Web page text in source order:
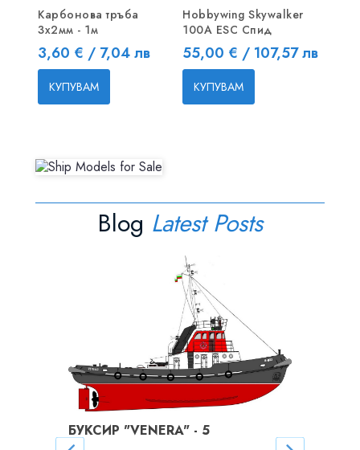
Карбонова тръба
3x2мм - 1м
Цена
3,60 € / 7,04 лв
КУПУВАМ
Hobbywing Skywalker
100A ESC Спид
Цена
55,00 € / 107,57 лв
КУПУВАМ
Blog Latest Posts
БУКСИР "VENERA" - 5